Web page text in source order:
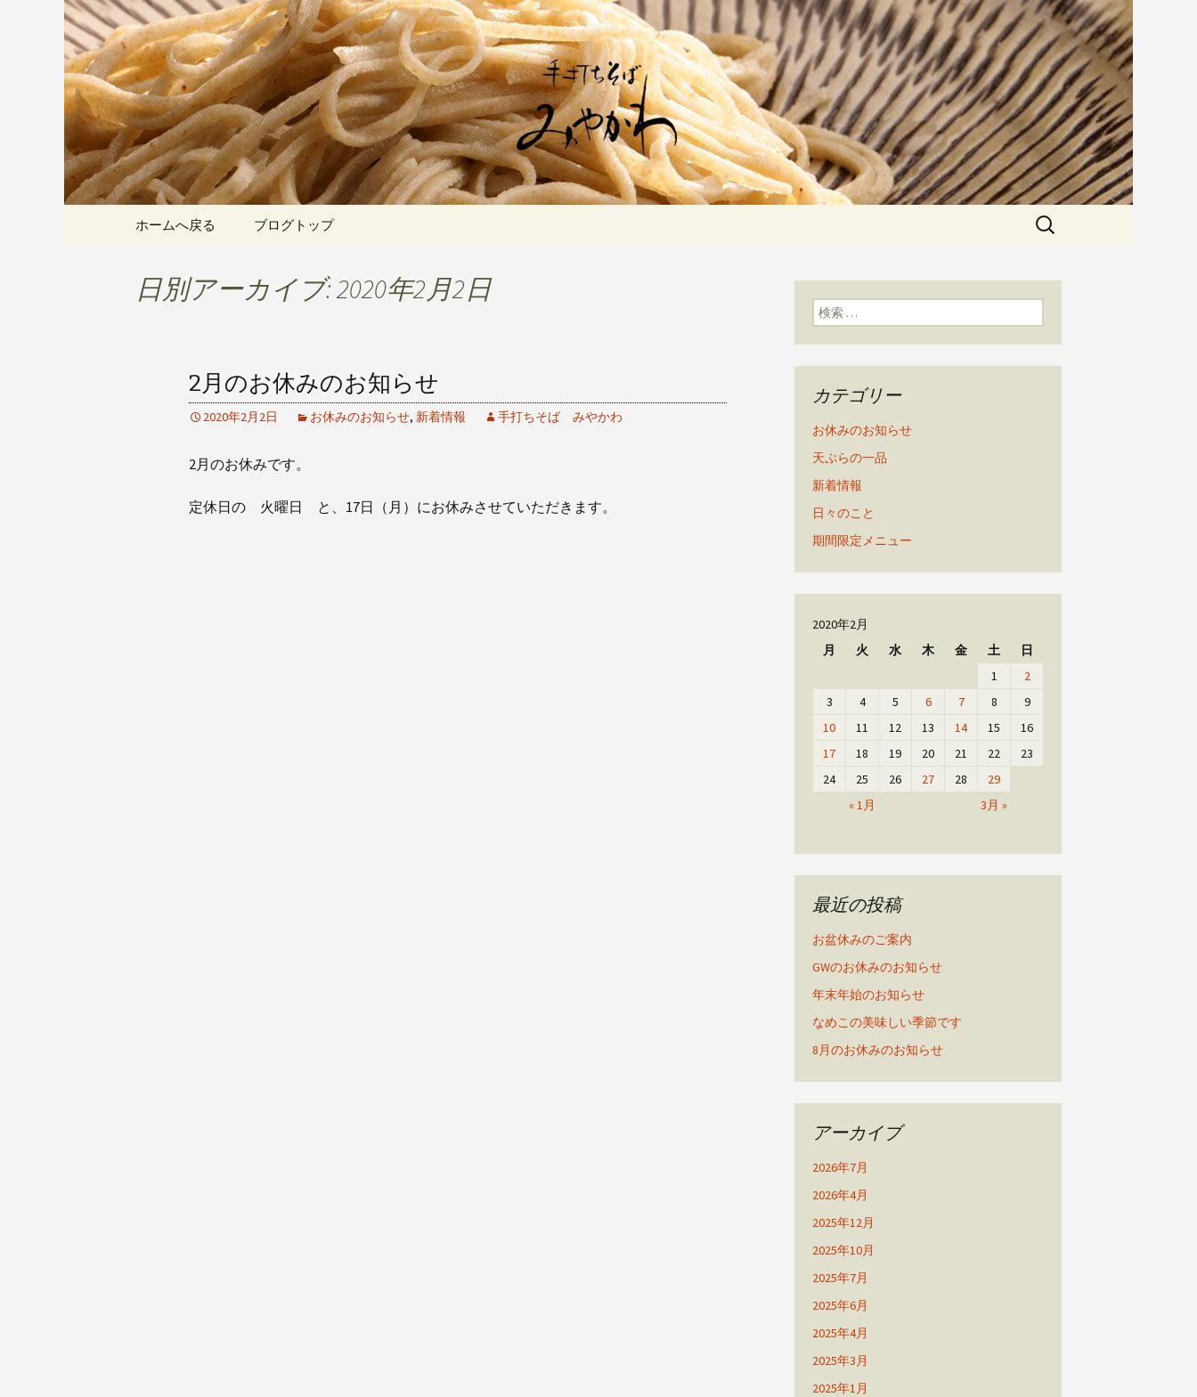
岡崎の「手打ちそば みやかわ」のブログ
です
愛知県岡崎市でひっそりと佇む「手打ちそばみやかわ」では自家製粉にこだわった一日十食限定の十
割そばをお楽しみいただけます。新しいそばや季節の食材を使用した天婦羅メニューなど新着情報は
こちら
コンテンツへ移動
ホームへ戻る ブログトップ
検
日別アーカイブ: 2020年2月2日
2月のお休みのお知らせ
2020年2月2日 お休みのお知らせ, 新着情報 手打ちそば みやかわ
2月のお休みです。
定休日の 火曜日 と、17日（月）にお休みさせていただきます。
検索:
カテゴリー
お休みのお知らせ
天ぷらの一品
新着情報
日々のこと
期間限定メニュー
2020年2月
月
火 水 木 金 土 日
« 1月 3月 »
1
2
3
4 5 6 7 8
9
10
11 12 13 14 15
16
17
18 19 20 21 22
23
24
25 26 27 28 29
最近の投稿
お盆休みのご案内
GWのお休みのお知らせ
年末年始のお知らせ
なめこの美味しい季節です
8月のお休みのお知らせ
アーカイブ
2026年7月
2026年4月
2025年12月
2025年10月
2025年7月
2025年6月
2025年4月
2025年3月
2025年1月